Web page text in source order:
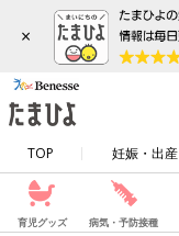
×
TOP 妊娠・出産
育児グッズ 病気・予防接種